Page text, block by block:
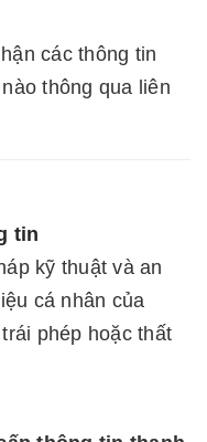
các thông tin
thông qua liên
tin
kỹ thuật và an
cá nhân của
phép hoặc thất